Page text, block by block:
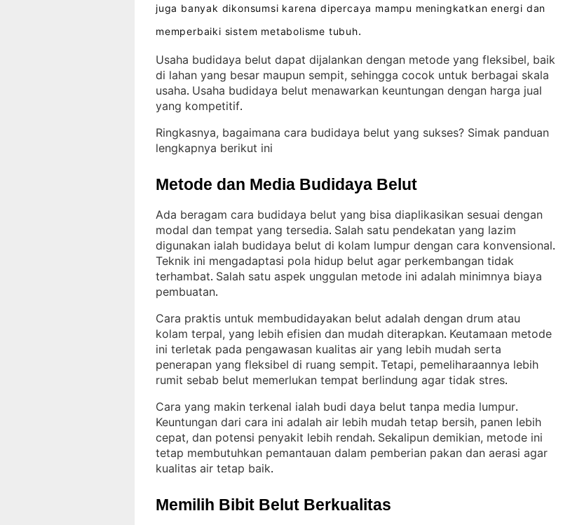
juga banyak dikonsumsi karena dipercaya mampu meningkatkan energi dan
memperbaiki sistem metabolisme tubuh.
Usaha budidaya belut dapat dijalankan dengan metode yang fleksibel, baik
di lahan yang besar maupun sempit, sehingga cocok untuk berbagai skala
usaha. Usaha budidaya belut menawarkan keuntungan dengan harga jual
yang kompetitif.
Ringkasnya, bagaimana cara budidaya belut yang sukses? Simak panduan
lengkapnya berikut ini
Metode dan Media Budidaya Belut
Ada beragam cara budidaya belut yang bisa diaplikasikan sesuai dengan
modal dan tempat yang tersedia. Salah satu pendekatan yang lazim
digunakan ialah budidaya belut di kolam lumpur dengan cara konvensional
Teknik ini mengadaptasi pola hidup belut agar perkembangan tidak
terhambat. Salah satu aspek unggulan metode ini adalah minimnya biaya
pembuatan.
Cara praktis untuk membudidayakan belut adalah dengan drum atau
kolam terpal, yang lebih efisien dan mudah diterapkan. Keutamaan metode
ini terletak pada pengawasan kualitas air yang lebih mudah serta
penerapan yang fleksibel di ruang sempit. Tetapi, pemeliharaannya lebih
rumit sebab belut memerlukan tempat berlindung agar tidak stres.
Cara yang makin terkenal ialah budi daya belut tanpa media lumpur
Keuntungan dari cara ini adalah air lebih mudah tetap bersih, panen lebih
cepat, dan potensi penyakit lebih rendah. Sekalipun demikian, metode ini
tetap membutuhkan pemantauan dalam pemberian pakan dan aerasi agar
kualitas air tetap baik.
Memilih Bibit Belut Berkualitas